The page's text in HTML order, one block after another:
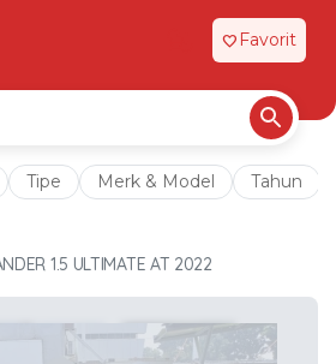
favorite Favorit
Tipe Merk & Model Tahun
1.5 ULTIMATE AT 2022